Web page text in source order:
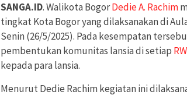
SANGA.ID. Walikota BogorDedie A. Rachim
tingkat Kota Bogor yang dilaksanakan di
Senin (26/5/2025). Pada kesempatan
pembentukan komunitas lansia di setiap RW
kepada para lansia.
Menurut Dedie Rachim kegiatan ini